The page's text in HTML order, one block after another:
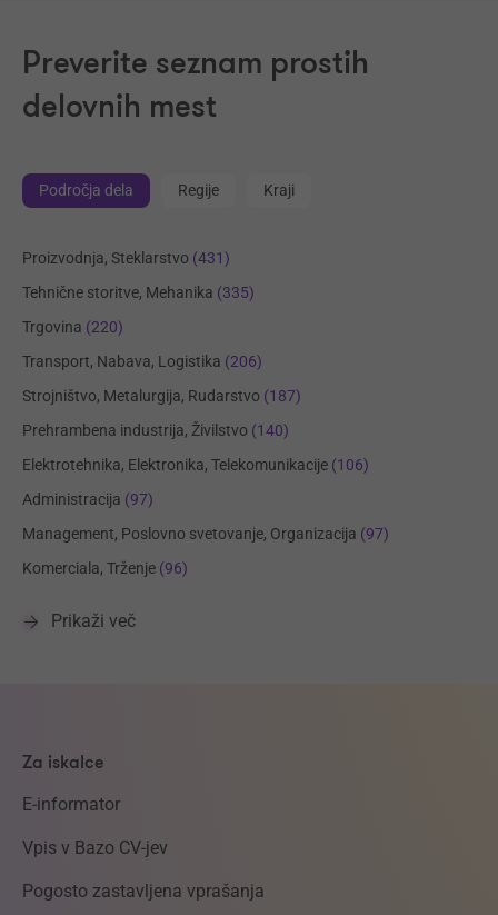
Preverite seznam prostih
delovnih mest
Področja dela Regije Kraji
Proizvodnja, Steklarstvo (431)
Tehnične storitve, Mehanika (335)
Trgovina (220)
Transport, Nabava, Logistika (206)
Strojništvo, Metalurgija, Rudarstvo (187)
Prehrambena industrija, Živilstvo (140)
Elektrotehnika, Elektronika, Telekomunikacije (106)
Administracija (97)
Management, Poslovno svetovanje, Organizacija (97)
Komerciala, Trženje (96)
Prikaži več
Za iskalce
E-informator
Vpis v Bazo CV-jev
Pogosto zastavljena vprašanja